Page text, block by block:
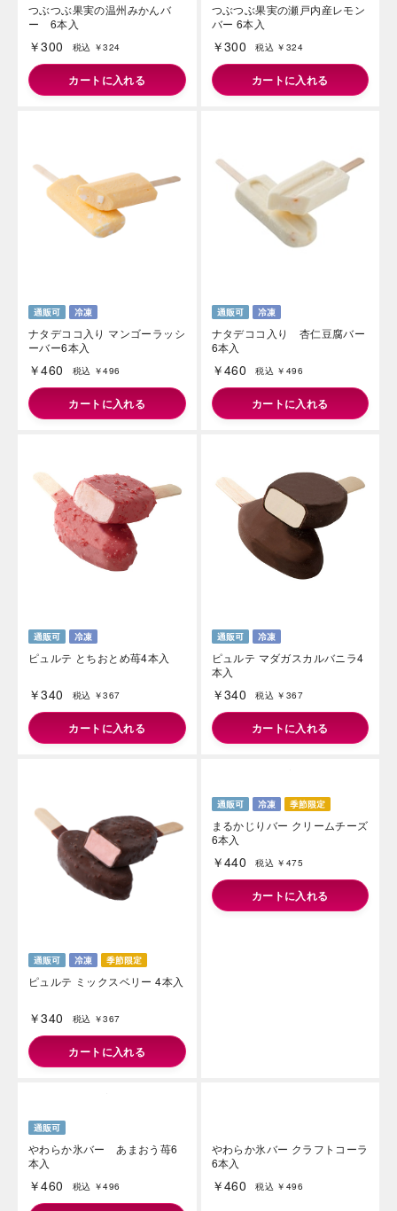
つぶつぶ果実の温州みかんバ
ー 6本入
￥300 税込 ￥324
カートに入れる
つぶつぶ果実の瀬戸内産レモン
バー 6本入
￥300 税込 ￥324
カートに入れる
ナタデココ入り マンゴーラッシ
ーバー6本入
￥460 税込 ￥496
カートに入れる
ナタデココ入り 杏仁豆腐バー
6本入
￥460 税込 ￥496
カートに入れる
ピュルテ とちおとめ苺4本入
￥340 税込 ￥367
カートに入れる
ピュルテ マダガスカルバニラ4
本入
￥340 税込 ￥367
カートに入れる
ピュルテ ミックスベリー 4本入
￥340 税込 ￥367
カートに入れる
やわらか氷バー クラフトコーラ
6本入
￥460 税込 ￥496